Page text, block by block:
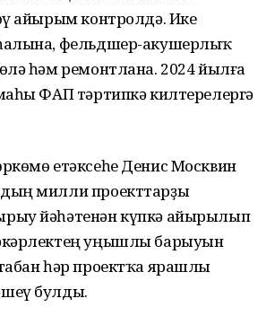
айырым контролдә. Ике
фельдшер-акушерлыҡ
һәм ремонтлана. 2024 йылға
ФАП тәртипкә килтерелергә
етәксеһе Денис Москвин
милли проекттарҙы
йәһәтенән күпкә айырылып
уңышлы барыуын
һәр проектҡа ярашлы
булды.